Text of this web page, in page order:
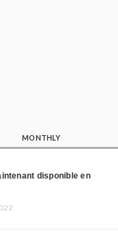
MONTHLY
disponible en